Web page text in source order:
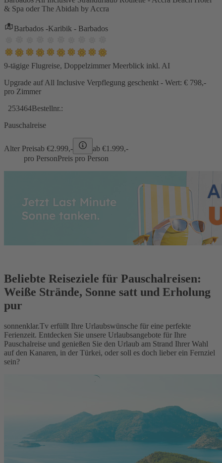
& Spa oder The Abidah by Accra
Barbados -Karibik - Barbados
9-tägige Flugreise, Doppelzimmer Meerblick inkl. AI
Upgrade auf All Inclusive Verpflegung geschenkt - Wert: € 798,-
pro Zimmer
253464Bestellnr.:
Pauschalreise
Alter Preisab €2.999,- ab €1.999,-
pro PersonPreis pro Person
Beliebte Reiseziele für Pauschalreisen:
Weiße Strände, Sonne satt und Erholung
pur
sonnenklar.Tv erfüllt Ihre Urlaubswünsche für eine perfekte
Ferienzeit. Entdecken Sie unsere Urlaubsangebote für Ihre
Pauschalreise und genießen Sie den Urlaub am Strand Ihrer Wahl
auf den Kanaren, in der Türkei, oder soll es doch lieber ein Fernziel
sein?